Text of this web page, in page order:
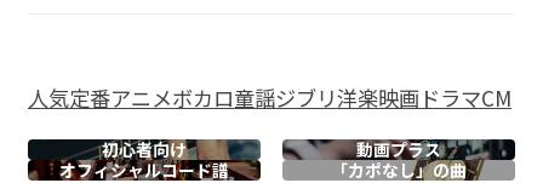
人気定番アニメボカロ童謡ジブリ洋楽映画ドラマCM
初心者向け
動画プラス
オフィシャルコード譜 「カポなし」の曲